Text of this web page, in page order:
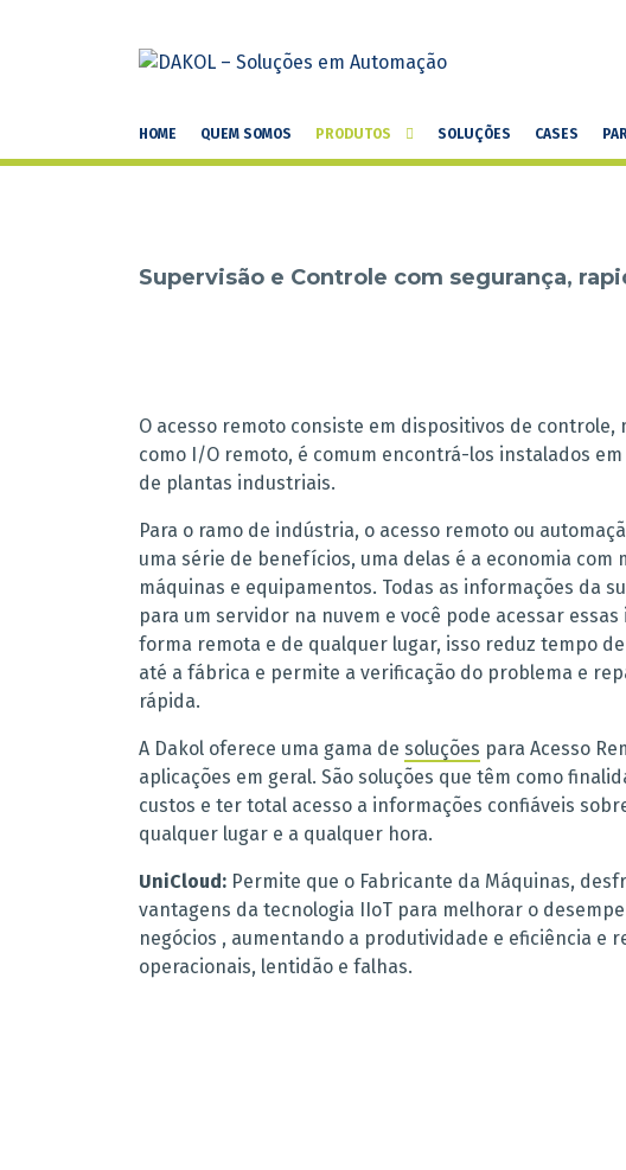
HOME QUEM SOMOS PRODUTOS SOLUÇÕES CASES
Supervisão e Controle com segurança,
O acesso remoto consiste em dispositivos de controle,
como I/O remoto, é comum encontrá-los instalados
de plantas industriais.
Para o ramo de indústria, o acesso remoto ou
uma série de benefícios, uma delas é a economia com
máquinas e equipamentos. Todas as informações da
para um servidor na nuvem e você pode acessar
forma remota e de qualquer lugar, isso reduz tempo
até a fábrica e permite a verificação do problema e
rápida.
A Dakol oferece uma gama de soluções para Acesso
aplicações em geral. São soluções que têm como
custos e ter total acesso a informações confiáveis
qualquer lugar e a qualquer hora.
UniCloud: Permite que o Fabricante da Máquinas,
vantagens da tecnologia IIoT para melhorar o
negócios , aumentando a produtividade e eficiência e
operacionais, lentidão e falhas.